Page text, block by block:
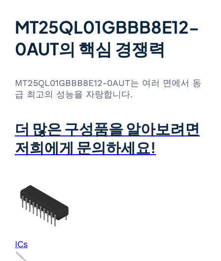
MT25QL01GBBB8E12-
0AUT의 핵심 경쟁력
MT25QL01GBBB8E12-0AUT는 여러 면에서 동
급 최고의 성능을 자랑합니다.
더 많은 구성품을 알아보려면
저희에게 문의하세요!
ICs